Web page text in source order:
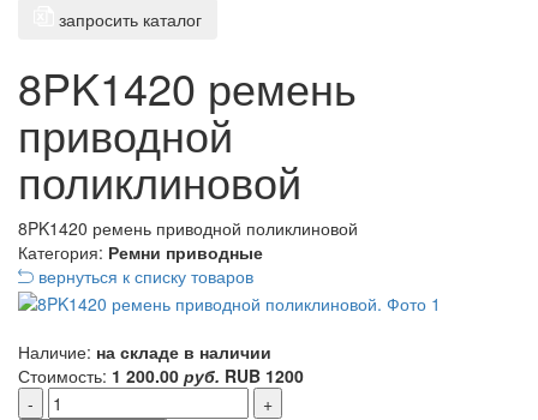
запросить каталог
8PK1420 ремень
приводной
поликлиновой
8PK1420 ремень приводной поликлиновой
Категория: Ремни приводные
вернуться к списку товаров
Наличие: на складе в наличии
Стоимость: 1 200.00 руб. RUB 1200
-
+